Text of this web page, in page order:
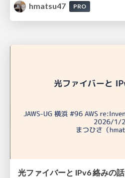
hmatsu47
PRO
光ファイバーと IPv6 絡みの話